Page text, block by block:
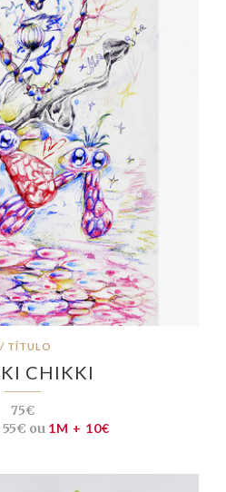
TÍTULO
CHIKKI
75€
55€ ou 1M + 10€